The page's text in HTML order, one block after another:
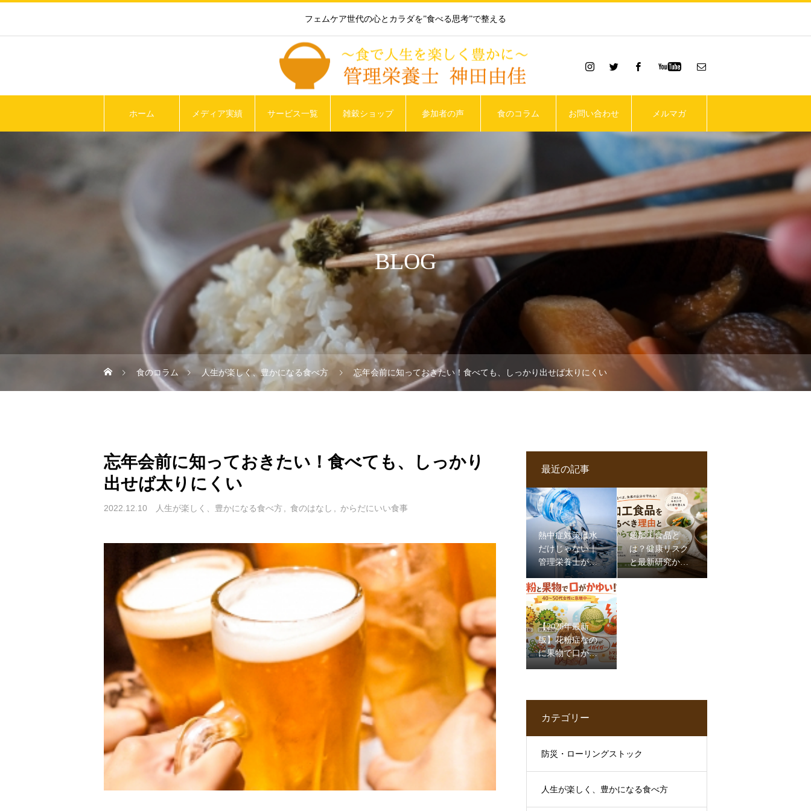
フェムケア世代の心とカラダを”食べる思考”で整える
ホーム メディア実績 サービス一覧 雑穀ショップ 参加者の声 食のコラム お問い合わせ メルマガ
BLOG
食のコラム 人生が楽しく、豊かになる食べ方 忘年会前に知っておきたい！食べても、しっかり出せば太りにくい
忘年会前に知っておきたい！食べても、しっかり
出せば太りにくい
2022.12.10 人生が楽しく、豊かになる食べ方 食のはなし からだにいい食事
最近の記事
熱中症対策は水
だけじゃない｜
管理栄養士が伝
える水分補給と
食事のポイント
超加工食品と
は？健康リスク
と最新研究から
【2026年最新
版】花粉症なの
に果物で口がか
ゆい？40〜50代
【管理栄養士解
カテゴリー
防災・ローリングストック
人生が楽しく、豊かになる食べ方